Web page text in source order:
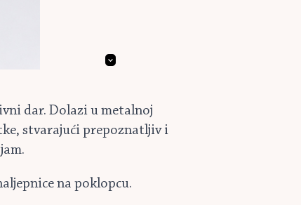
dar. Dolazi u metalnoj
stvarajući prepoznatljiv i
na poklopcu.